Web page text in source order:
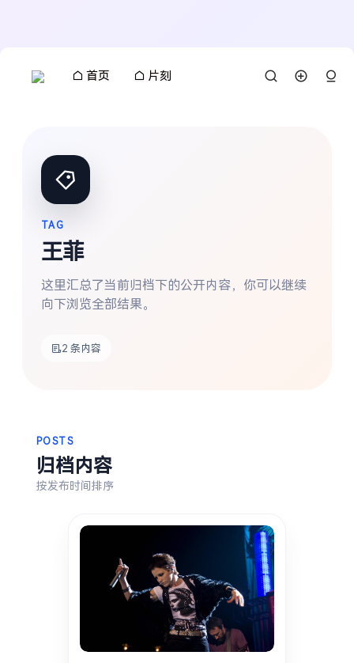
首页 片刻
摄影
TAG
王菲
这里汇总了当前归档下的公开内容，你可以继续
向下浏览全部结果。
2 条内容
POSTS
归档内容
按发布时间排序